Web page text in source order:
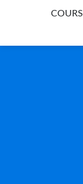
COURS